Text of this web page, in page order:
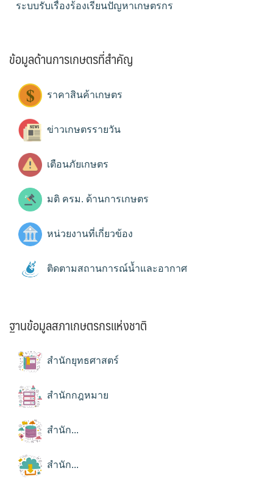
ระบบรับเรื่องร้องเรียนปัญหาเกษตรกร
ข้อมูลด้านการเกษตรที่สำคัญ
ราคาสินค้าเกษตร
ข่าวเกษตรรายวัน
เตือนภัยเกษตร
มติ ครม. ด้านการเกษตร
หน่วยงานที่เกี่ยวข้อง
ติดตามสถานการณ์น้ำและอากาศ
ฐานข้อมูลสภาเกษตรกรแห่งชาติ
สำนักยุทธศาสตร์
สำนักกฎหมาย
สำนัก...
สำนัก...